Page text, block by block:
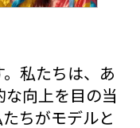
私たちは、あ
向上を目の当
ちがモデルと